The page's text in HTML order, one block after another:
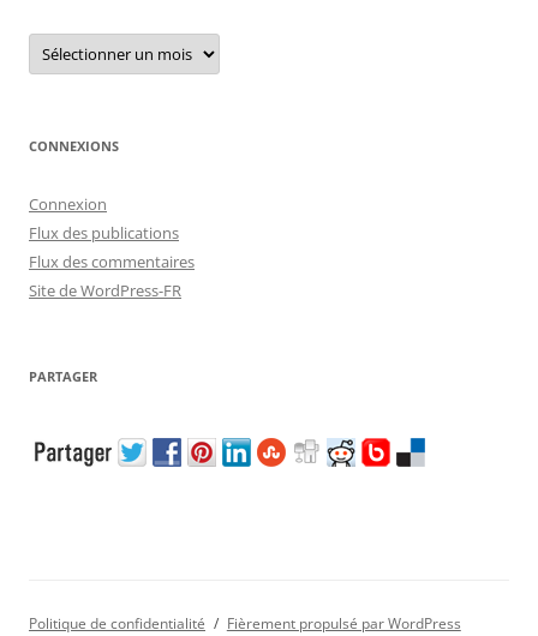
Archives
CONNEXIONS
Connexion
Flux des publications
Flux des commentaires
Site de WordPress-FR
PARTAGER
Politique de confidentialité Fièrement propulsé par WordPress